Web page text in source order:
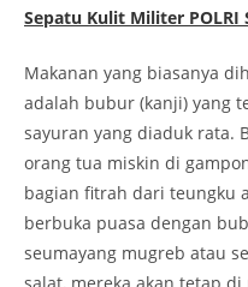
Sepatu Kulit Militer POLRI
Makanan yang biasanya
adalah bubur (kanji) yang
sayuran yang diaduk rata.
orang tua miskin di
bagian fitrah dari teungku
berbuka puasa dengan
seumayang mugreb atau